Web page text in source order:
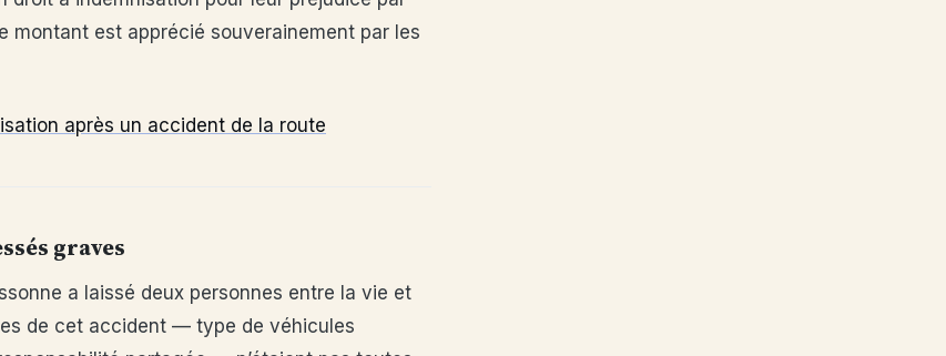
montant est apprécié souverainement par les
après un accident de la route
graves
a laissé deux personnes entre la vie et
de cet accident — type de véhicules